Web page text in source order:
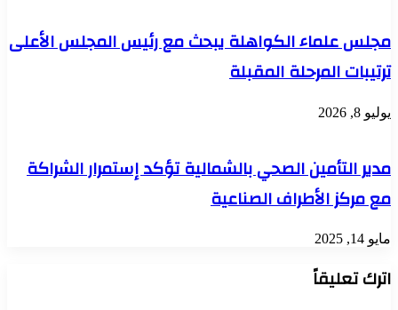
مجلس علماء الكواهلة يبحث مع رئيس المجلس الأعلى
ترتيبات المرحلة المقبلة
يوليو 8, 2026
مدير التأمين الصحي بالشمالية تؤكد إستمرار الشراكة
مع مركز الأطراف الصناعية
مايو 14, 2025
اترك تعليقاً